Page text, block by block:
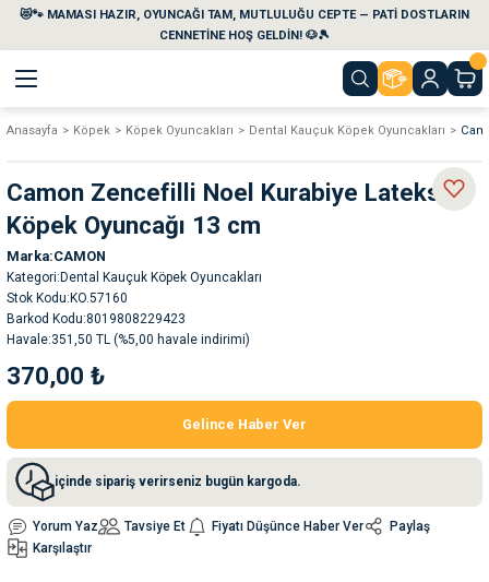
😻🐾 MAMASI HAZIR, OYUNCAĞI TAM, MUTLULUĞU CEPTE — PATİ DOSTLARIN
CENNETİNE HOŞ GELDİN! 🐶🎾
Geri Dön
Geri Dön
Temizlik Ürünleri
Geri Dön
Geri Dön
Geri Dön
Geri Dön
Anasayfa Köpek Köpek Oyuncakları Dental Kauçuk Köpek Oyuncakları
Camon Zencefilli Noel Kurabiye Lateks
Köpek Oyuncağı 13 cm
Marka CAMON
Kategori Dental Kauçuk Köpek Oyuncakları
Stok Kodu KO.57160
Barkod Kodu 8019808229423
Havale 351,50 TL (%5,00 havale indirimi)
370,00 ₺
Gelince Haber Ver
içinde sipariş verirseniz bugün kargoda.
Yorum Yaz Tavsiye Et Fiyatı Düşünce Haber Ver
Paylaş
Karşılaştır